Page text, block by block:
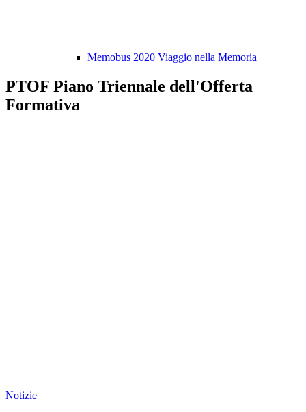
Memobus 2020 Viaggio nella Memoria
PTOF Piano Triennale dell'Offerta
Formativa
Notizie